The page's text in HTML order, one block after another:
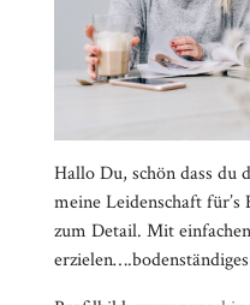
Hallo Du, schön dass du
meine Leidenschaft
zum Detail. Mit